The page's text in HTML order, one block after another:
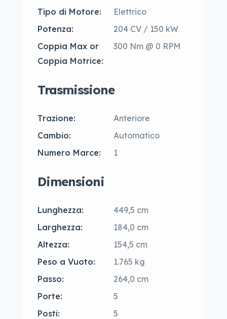
Tipo di Motore:
Elettrico
Potenza:
204 CV / 150 kW
Coppia Max or
Coppia Motrice:
300 Nm @ 0 RPM
Trasmissione
Trazione:
Anteriore
Cambio:
Automatico
Numero Marce:
1
Dimensioni
Lunghezza:
449,5 cm
Larghezza:
184,0 cm
Altezza:
154,5 cm
Peso a Vuoto:
1.765 kg
Passo:
264,0 cm
Porte:
5
Posti:
5